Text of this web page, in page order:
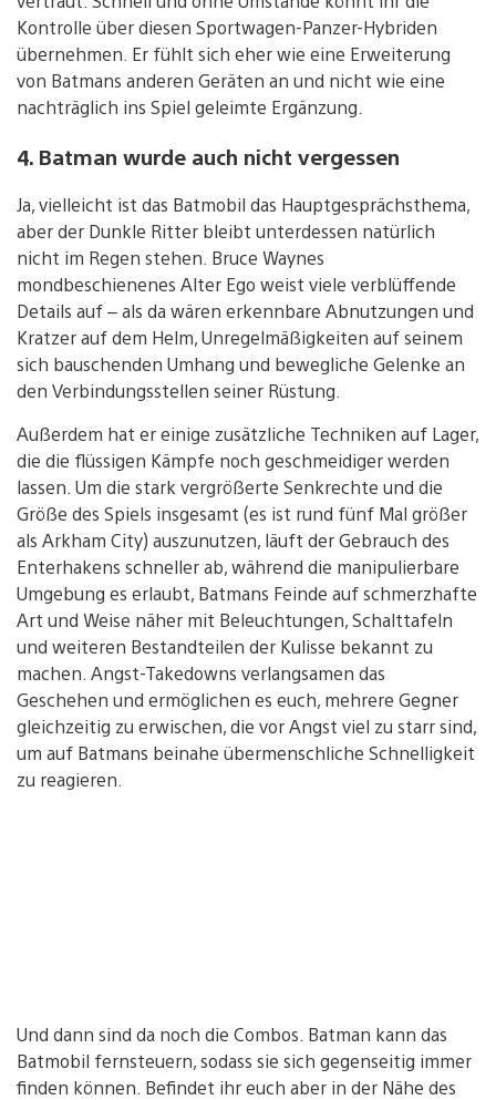
Kontrolle über diesen Sportwagen-Panzer-Hybriden
übernehmen. Er fühlt sich eher wie eine Erweiterung
von Batmans anderen Geräten an und nicht wie eine
nachträglich ins Spiel geleimte Ergänzung.
4. Batman wurde auch nicht vergessen
Ja, vielleicht ist das Batmobil das Hauptgesprächsthema,
aber der Dunkle Ritter bleibt unterdessen natürlich
nicht im Regen stehen. Bruce Waynes
mondbeschienenes Alter Ego weist viele verblüffende
Details auf – als da wären erkennbare Abnutzungen und
Kratzer auf dem Helm, Unregelmäßigkeiten auf seinem
sich bauschenden Umhang und bewegliche Gelenke an
den Verbindungsstellen seiner Rüstung.
Außerdem hat er einige zusätzliche Techniken auf Lager,
die die flüssigen Kämpfe noch geschmeidiger werden
lassen. Um die stark vergrößerte Senkrechte und die
Größe des Spiels insgesamt (es ist rund fünf Mal größer
als Arkham City) auszunutzen, läuft der Gebrauch des
Enterhakens schneller ab, während die manipulierbare
Umgebung es erlaubt, Batmans Feinde auf schmerzhafte
Art und Weise näher mit Beleuchtungen, Schalttafeln
und weiteren Bestandteilen der Kulisse bekannt zu
machen. Angst-Takedowns verlangsamen das
Geschehen und ermöglichen es euch, mehrere Gegner
gleichzeitig zu erwischen, die vor Angst viel zu starr sind,
um auf Batmans beinahe übermenschliche Schnelligkeit
zu reagieren.
Und dann sind da noch die Combos. Batman kann das
Batmobil fernsteuern, sodass sie sich gegenseitig immer
finden können. Befindet ihr euch aber in der Nähe des